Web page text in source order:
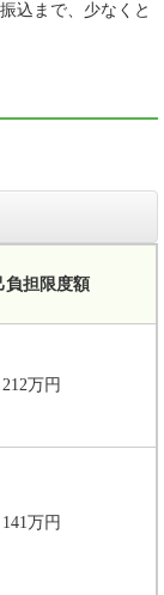
込まで、少なくと
負担限度額
212万円
141万円